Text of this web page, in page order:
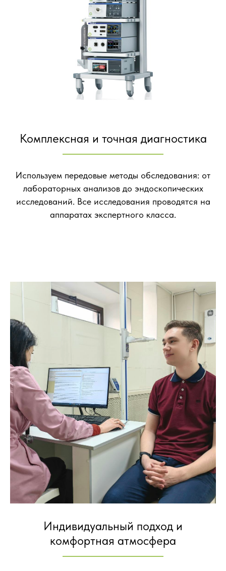
Комплексная и точная диагностика
Используем передовые методы обследования: от
лабораторных анализов до эндоскопических
исследований. Все исследования проводятся на
аппаратах экспертного класса.
Индивидуальный подход и
комфортная атмосфера